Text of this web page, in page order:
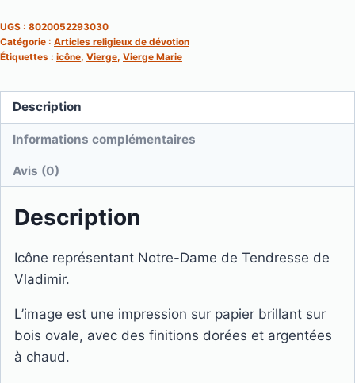
ovale
Notre-
de
Tendresse
sur
-
UGS : 8020052293030
Catégorie : Articles religieux de dévotion
Étiquettes : icône, Vierge, Vierge Marie
Description
Informations complémentaires
Avis (0)
Description
Icône représentant Notre-Dame de Tendresse de
Vladimir.
L’image est une impression sur papier brillant sur
bois ovale, avec des finitions dorées et argentées
à chaud.